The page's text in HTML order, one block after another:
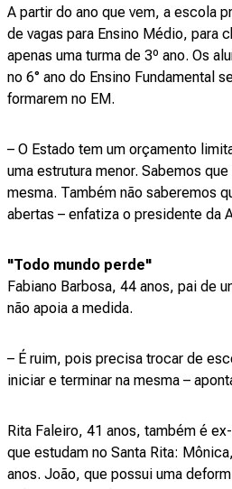
A partir do ano que vem, a escola
de vagas para Ensino Médio, para
apenas uma turma de 3º ano. Os
no 6° ano do Ensino Fundamental
formarem no EM.
– O Estado tem um orçamento
uma estrutura menor. Sabemos
mesma. Também não saberemos
abertas – enfatiza o presidente da
"Todo mundo perde"
Fabiano Barbosa, 44 anos, pai de
não apoia a medida.
– É ruim, pois precisa trocar de
iniciar e terminar na mesma –
Rita Faleiro, 41 anos, também é
que estudam no Santa Rita:
anos. João, que possui uma